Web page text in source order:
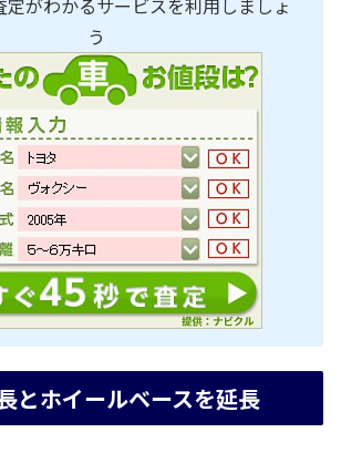
う
とホイールベースを延長